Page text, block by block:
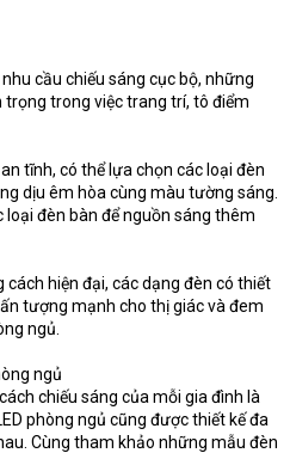
cầu chiếu sáng cục bộ, những
trong việc trang trí, tô điểm
tĩnh, có thể lựa chọn các loại đèn
dịu êm hòa cùng màu tường sáng.
loại đèn bàn để nguồn sáng thêm
hiện đại, các dạng đèn có thiết
tượng mạnh cho thị giác và đem
ngủ.
ngủ
chiếu sáng của mỗi gia đình là
phòng ngủ cũng được thiết kế đa
Cùng tham khảo những mẫu đèn